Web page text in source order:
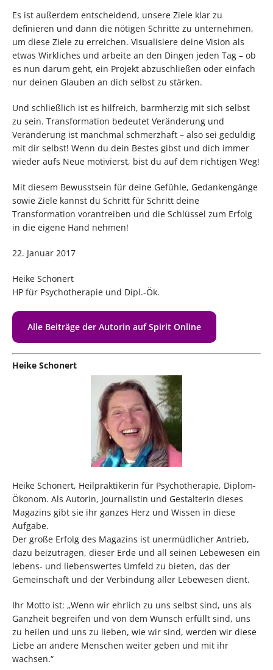
Es ist außerdem entscheidend, unsere Ziele klar zu
definieren und dann die nötigen Schritte zu unternehmen,
um diese Ziele zu erreichen. Visualisiere deine Vision als
etwas Wirkliches und arbeite an den Dingen jeden Tag – ob
es nun darum geht, ein Projekt abzuschließen oder einfach
nur deinen Glauben an dich selbst zu stärken.
Und schließlich ist es hilfreich, barmherzig mit sich selbst
zu sein. Transformation bedeutet Veränderung und
Veränderung ist manchmal schmerzhaft – also sei geduldig
mit dir selbst! Wenn du dein Bestes gibst und dich immer
wieder aufs Neue motivierst, bist du auf dem richtigen Weg!
Mit diesem Bewusstsein für deine Gefühle, Gedankengänge
sowie Ziele kannst du Schritt für Schritt deine
Transformation vorantreiben und die Schlüssel zum Erfolg
in die eigene Hand nehmen!
22. Januar 2017
Heike Schonert
HP für Psychotherapie und Dipl.-Ök.
Alle Beiträge der Autorin auf Spirit Online
Heike Schonert
Heike Schonert, Heilpraktikerin für Psychotherapie, Diplom-
Ökonom. Als Autorin, Journalistin und Gestalterin dieses
Magazins gibt sie ihr ganzes Herz und Wissen in diese
Aufgabe.
Der große Erfolg des Magazins ist unermüdlicher Antrieb,
dazu beizutragen, dieser Erde und all seinen Lebewesen ein
lebens- und liebenswertes Umfeld zu bieten, das der
Gemeinschaft und der Verbindung aller Lebewesen dient.
Ihr Motto ist: „Wenn wir ehrlich zu uns selbst sind, uns als
Ganzheit begreifen und von dem Wunsch erfüllt sind, uns
zu heilen und uns zu lieben, wie wir sind, werden wir diese
Liebe an andere Menschen weiter geben und mit ihr
wachsen.“